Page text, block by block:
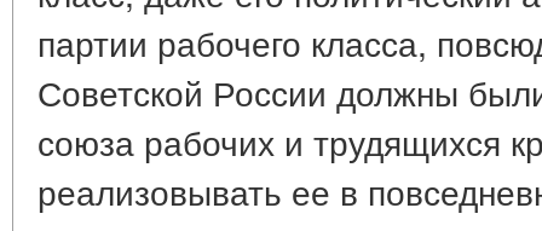
партии рабочего класса,
Советской России должны
союза рабочих и трудящихся
реализовывать ее в